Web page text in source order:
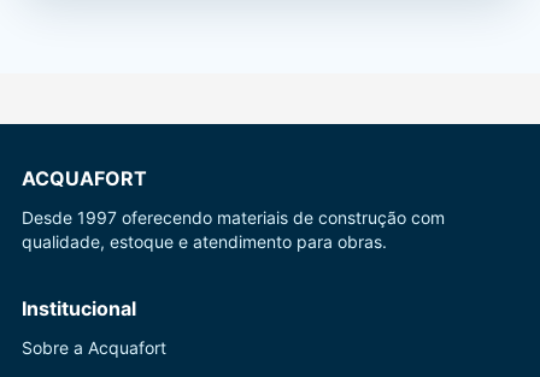
ACQUAFORT
Desde 1997 oferecendo materiais de construção com
qualidade, estoque e atendimento para obras.
Institucional
Sobre a Acquafort